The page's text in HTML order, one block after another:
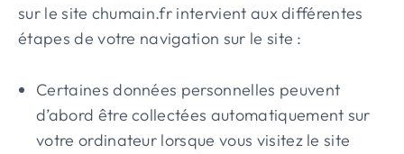
sur le site chumain.fr intervient aux différentes
étapes de votre navigation sur le site :
Certaines données personnelles peuvent
d’abord être collectées automatiquement sur
votre ordinateur lorsque vous visitez le site